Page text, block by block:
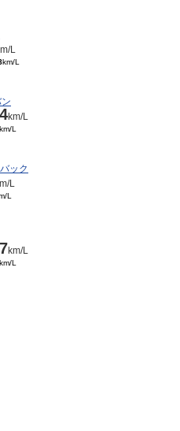
L
L
km/L
km/L
km/L
ック
L
L
km/L
km/L